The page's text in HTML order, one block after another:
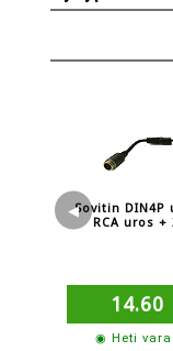
◀Sovitin DIN4P
RCA uros +
14.60
◉ Heti